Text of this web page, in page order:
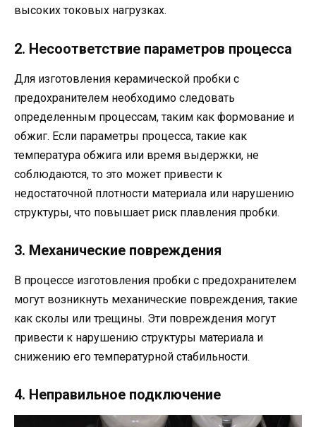
высоких токовых нагрузках.
2. Несоответствие параметров процесса
Для изготовления керамической пробки с
предохранителем необходимо следовать
определенным процессам, таким как формование и
обжиг. Если параметры процесса, такие как
температура обжига или время выдержки, не
соблюдаются, то это может привести к
недостаточной плотности материала или нарушению
структуры, что повышает риск плавления пробки.
3. Механические повреждения
В процессе изготовления пробки с предохранителем
могут возникнуть механические повреждения, такие
как сколы или трещины. Эти повреждения могут
привести к нарушению структуры материала и
снижению его температурной стабильности.
4. Неправильное подключение